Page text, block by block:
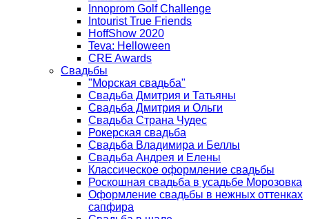
Innoprom Golf Challenge
Intourist True Friends
HoffShow 2020
Teva: Helloween
CRE Awards
Свадьбы
"Морская свадьба"
Свадьба Дмитрия и Татьяны
Свадьба Дмитрия и Ольги
Свадьба Страна Чудес
Рокерская свадьба
Свадьба Владимира и Беллы
Свадьба Андрея и Елены
Классическое оформление свадьбы
Роскошная свадьба в усадьбе Морозовка
Оформление свадьбы в нежных оттенках
сапфира